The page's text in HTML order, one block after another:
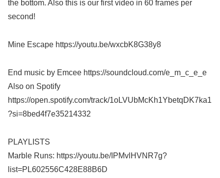
the bottom. Also this is our first video in 60 frames per
second!
Mine Escape https://youtu.be/wxcbK8G38y8
End music by Emcee https://soundcloud.com/e_m_c_e_e
Also on Spotify
https://open.spotify.com/track/1oLVUbMcKh1YbetqDK7ka1
?si=8bed4f7e35214332
PLAYLISTS
Marble Runs: https://youtu.be/IPMvlHVNR7g?
list=PL602556C428E88B6D